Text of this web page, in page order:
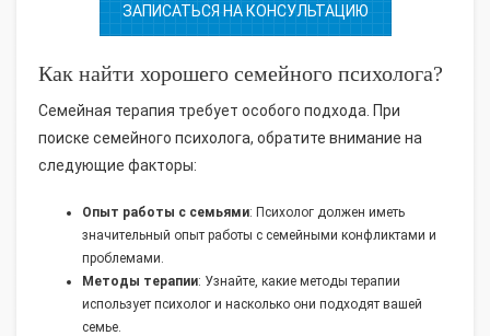
ЗАПИСАТЬСЯ НА КОНСУЛЬТАЦИЮ
Как найти хорошего семейного психолога?
Семейная терапия требует особого подхода. При
поиске семейного психолога, обратите внимание на
следующие факторы:
Опыт работы с семьями: Психолог должен иметь
значительный опыт работы с семейными конфликтами и
проблемами.
Методы терапии: Узнайте, какие методы терапии
использует психолог и насколько они подходят вашей
семье.